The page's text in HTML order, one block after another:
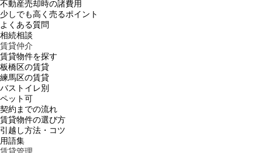
不動産売却時の諸費用
少しでも高く売るポイント
よくある質問
相続相談
賃貸仲介
賃貸物件を探す
板橋区の賃貸
練馬区の賃貸
バストイレ別
ペット可
契約までの流れ
賃貸物件の選び方
引越し方法・コツ
用語集
賃貸管理